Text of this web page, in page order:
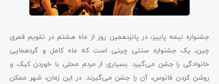
جشنواره نیمه پاییز، در پانزدهمین روز از ماه هشتم در تقویم قمری
چین، یک جشنواره سنتی چینی است که ماه کامل و گردهمایی
خانوادگی را جشن می‌گیرد. بسیاری از مردم محلی با خوردن کیک و
روشن کردن فانوس، آن را جشن می‌گیرند. در این زمان، شهر ممکن